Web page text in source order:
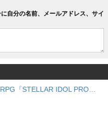
自分の名前、メールアドレス、サイ
『STELLAR IDOL PRO…